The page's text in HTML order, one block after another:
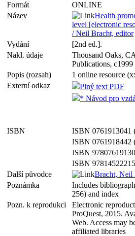
Formát
ONLINE
Název
Health
level [electronic
/ Neil Bracht, editor
Vydání
[2nd ed.].
Nakl. údaje
Thousand Oaks,
Publications, c1999
Popis (rozsah)
1 online resource
Externí odkaz
Plný text PDF
* Návod pro
ISBN
ISBN 0761913041
ISBN 0761918442
ISBN
ISBN
Další původce
Bracht, Neil
Poznámka
Includes
256) and index
Pozn. k reprodukci
Electronic
ProQuest, 2015.
Web. Access may
affiliated libraries